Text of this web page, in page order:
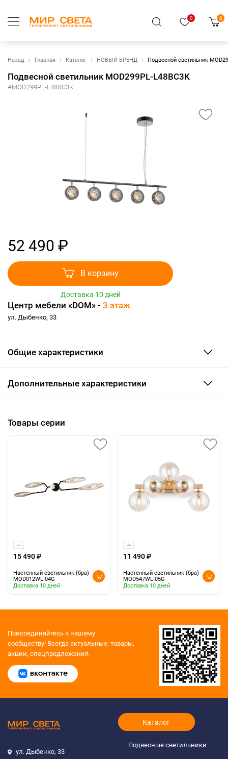
0 0
Назад Главная Каталог НОВЫЙ БРЕНД Подвесной светильник
Подвесной светильник MOD299PL-L48BC3K
#MOD299PL-L48BC3K
52 490 ₽
В корзину
Доставка 10 дней
Центр мебели «DOM» - 3 этаж
ул. Дыбенко, 33
Общие характеристики
Дополнительные характеристики
Товары серии
15 490 ₽
Настенный светильник (бра)
MOD012WL-04G
Доставка 10 дней
11 490 ₽
Настенный светильник (бра)
MOD547WL-05G
Доставка 10 дней
Присоединяйтесь к нашему
сообществу! Всегда актуальные: товары,
акции, спецпредложения.
ул. Дыбенко, 33
Каталог
Подвесные светильники